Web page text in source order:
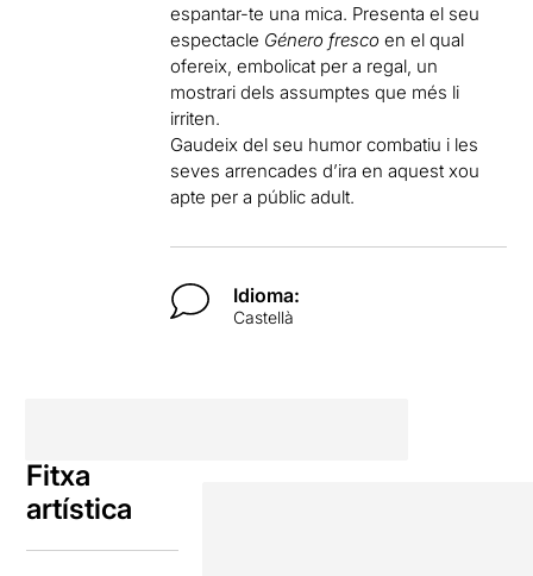
espantar-te una mica. Presenta el seu
espectacle Género fresco en el qual
ofereix, embolicat per a regal, un
mostrari dels assumptes que més li
irriten.
Gaudeix del seu humor combatiu i les
seves arrencades d’ira en aquest xou
apte per a públic adult.
Idioma:
Castellà
Fitxa
artística